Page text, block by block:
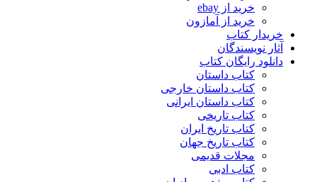
خرید از ebay
خرید از آمازون
خریدار کتاب
آثار نویسندگان
دانلود رایگان کتاب
کتاب داستان
کتاب داستان خارجی
کتاب داستان ایرانی
کتاب تاریخی
کتاب تاریخ ایران
کتاب تاریخ جهان
مجلات قدیمی
کتاب ادبی